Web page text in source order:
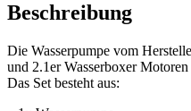
Beschreibung
Die Wasserpumpe vom
und 2.1er Wasserboxer
Das Set besteht aus: